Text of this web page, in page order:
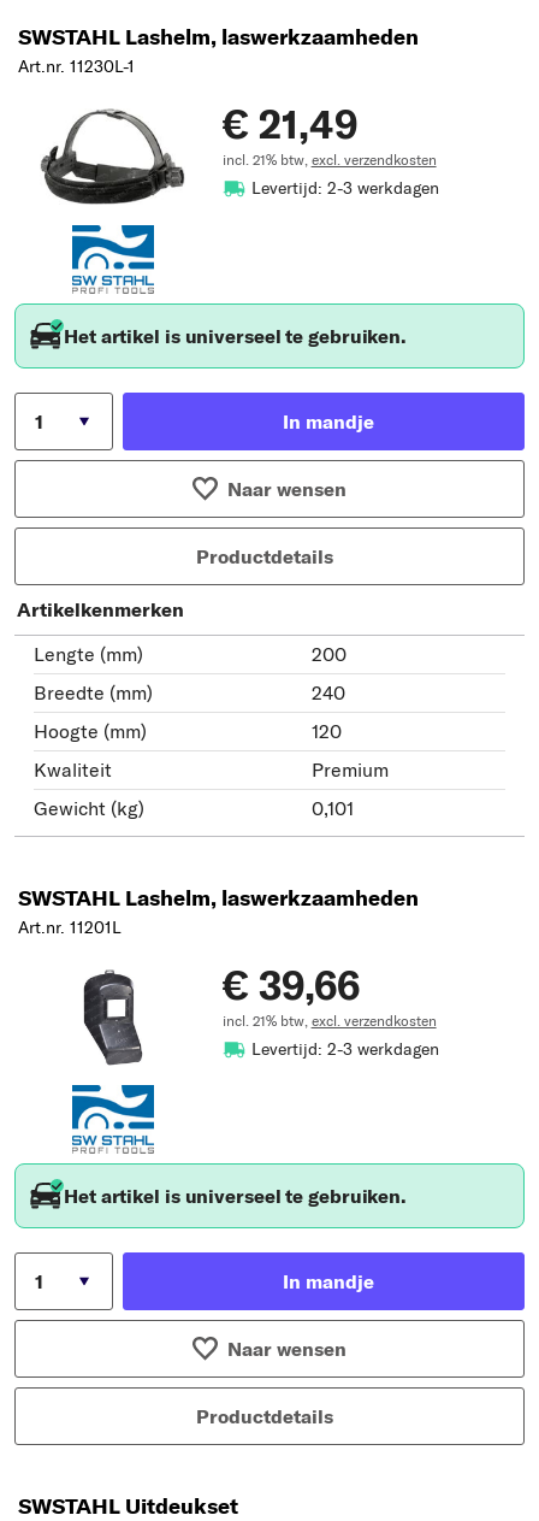
SWSTAHL Lashelm, laswerkzaamheden
Art.nr. 11230L-1
€ 21,49
incl. 21% btw, excl. verzendkosten
Levertijd: 2-3 werkdagen
Het artikel is universeel te gebruiken.
In mandje
Naar wensen
Productdetails
Artikelkenmerken
Lengte (mm)
200
Breedte (mm)
240
Hoogte (mm)
120
Kwaliteit
Premium
Gewicht (kg)
0,101
SWSTAHL Lashelm, laswerkzaamheden
Art.nr. 11201L
€ 39,66
incl. 21% btw, excl. verzendkosten
Levertijd: 2-3 werkdagen
Het artikel is universeel te gebruiken.
In mandje
Naar wensen
Productdetails
SWSTAHL Uitdeukset